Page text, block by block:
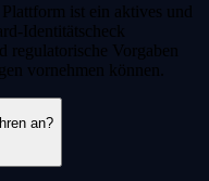
ist ein aktives und
Identitätscheck
regulatorische Vorgaben
vornehmen können.
an?